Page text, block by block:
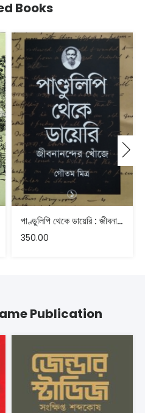
Books
পাণ্ডুলিপি থেকে ডায়েরি : জীবনানন্দের খোঁজে ১ -গৌতম মিত্র
350.00
Publication